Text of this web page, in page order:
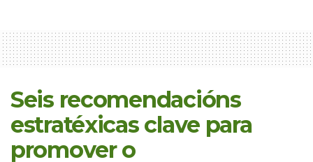
Seis recomendacións
estratéxicas clave para
promover o